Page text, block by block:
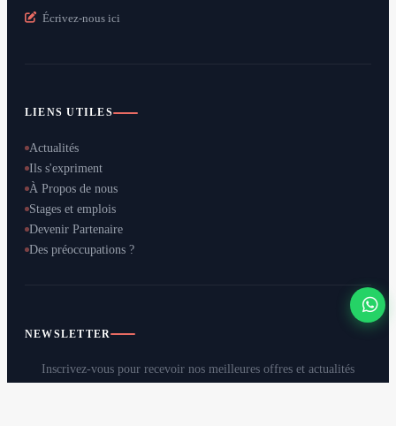
Écrivez-nous ici
LIENS UTILES
Actualités
Ils s'expriment
À Propos de nous
Stages et emplois
Devenir Partenaire
Des préoccupations ?
NEWSLETTER
Inscrivez-vous pour recevoir nos meilleures offres et actualités